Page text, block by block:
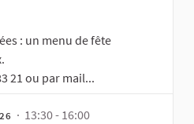
: un menu de fête
21 ou par mail...
· 13:30 - 16:00